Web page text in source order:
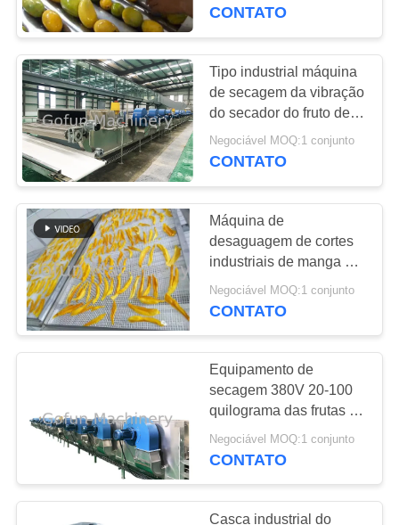
NÓS
EXCURSÃO
DA
FÁBRICA
CONTROLE
DA
QUALIDADE
CONTACTE-
NOS
CASOS
PEÇA
Linha de
processamento da
manga
241
Linha de
processamento do
47
Linha de
secagem manga
CONTATO
Tipo industrial máquina
de secagem da vibração
do secador do fruto de
High Tech
Negociável MOQ:1 conjunto
CONTATO
Máquina de
desaguagem de cortes
industriais de manga de
alta tecnologia
Negociável MOQ:1 conjunto
CONTATO
Equipamento de
secagem 380V 20-100
quilograma das frutas e
legumes de poupança
de energia/grupo
Negociável MOQ:1 conjunto
CONTATO
Casca industrial do